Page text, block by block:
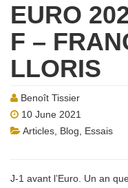
EURO
F –
LLORIS
Benoît Tissier
10 June 2021
Articles Blog
Essais
J-1 avant l’Euro. Un an